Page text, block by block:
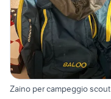
Zaino per campeggio scout